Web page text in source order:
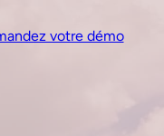
votre démo